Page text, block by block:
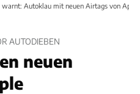
warnt: Autoklau mit neuen Airtags von Apple
AUTODIEBEN
neuen